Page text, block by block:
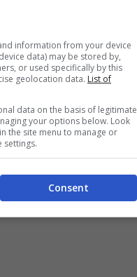
come il
information from your device
data) may be stored by,
or used specifically by this
geolocation data. List of
data on the basis of legitimate
your options below. Look
the site menu to manage or
settings.
Consent